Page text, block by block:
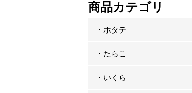
商品カテゴリ
・ホタテ
・たらこ
・いくら